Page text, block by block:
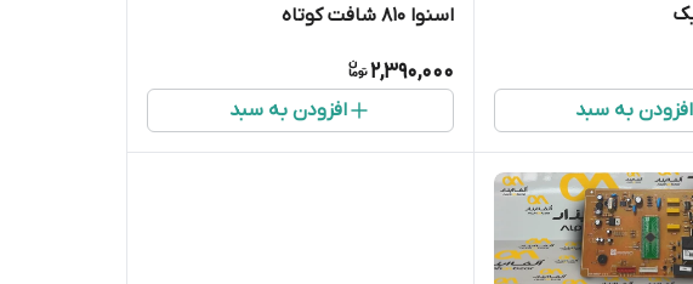
افزودن به سبد
اسنوا 810 شافت کوتاه
2,390,000
افزودن به سبد